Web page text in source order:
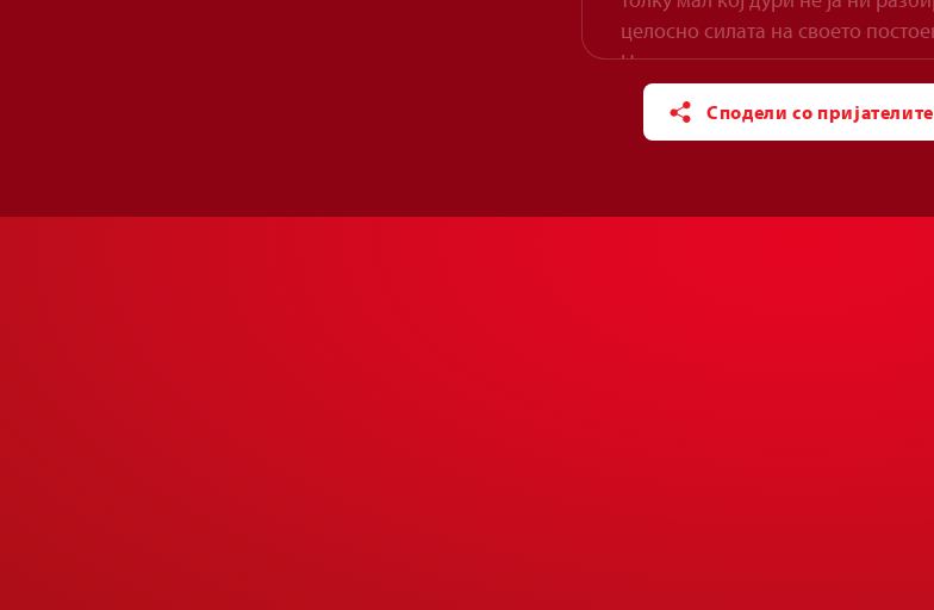
Сподели со пријателите